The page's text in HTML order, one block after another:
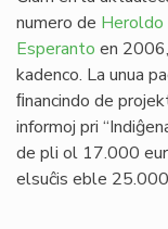
numero de Heroldo
Esperanto en
kadenco. La unua
ﬁnancindo de
informoj pri
de pli ol 17.000
elsuĉis eble